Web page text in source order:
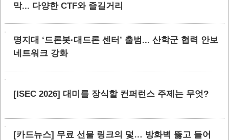
막... 다양한 CTF와 즐길거리
명지대 ‘드론봇·대드론 센터’ 출범... 산학군 협력 안보
네트워크 강화
[ISEC 2026] 대미를 장식할 컨퍼런스 주제는 무엇?
[카드뉴스] 무료 선물 링크의 덫… 방화벽 뚫고 들어